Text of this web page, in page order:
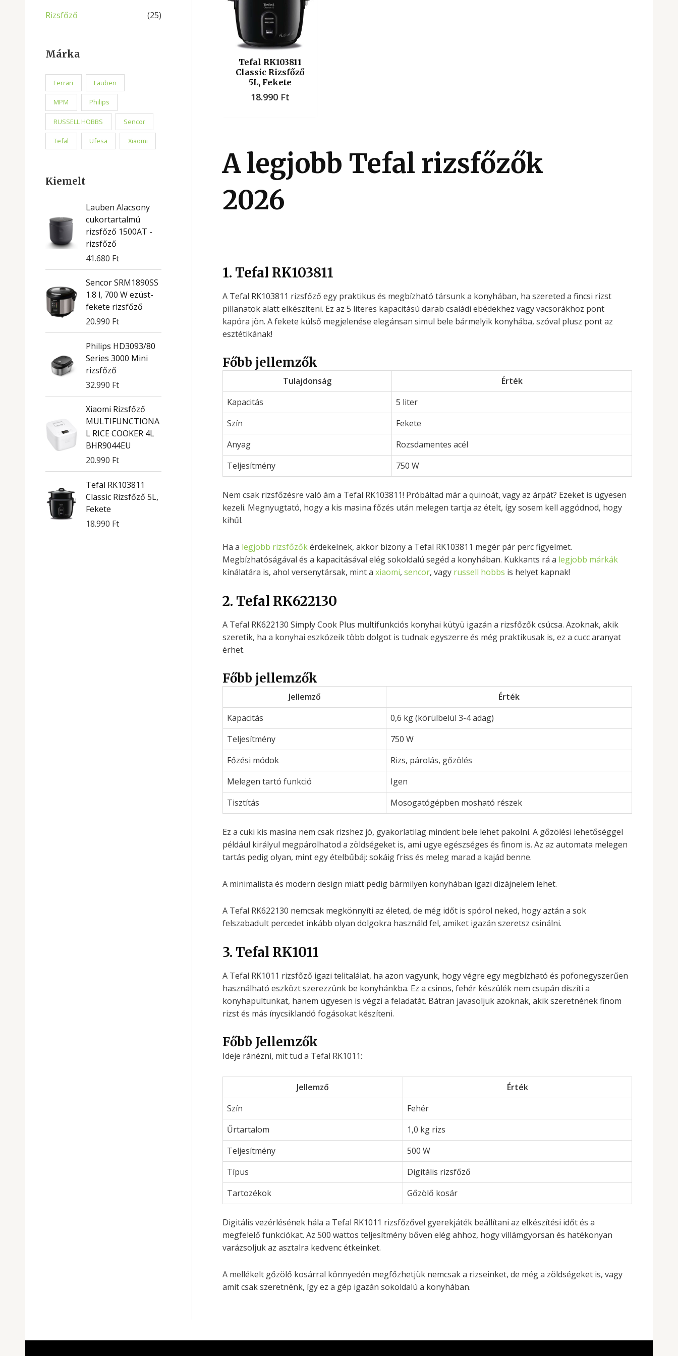
Rizsfőző (25)
Márka
Ferrari Lauben
MPM Philips
RUSSELL HOBBS Sencor
Tefal Ufesa Xiaomi
Kiemelt
Lauben Alacsony
cukortartalmú
rizsfőző 1500AT -
rizsfőző
41.680 Ft
Sencor SRM1890SS
1.8 l, 700 W ezüst-
fekete rizsfőző
20.990 Ft
Philips HD3093/80
Series 3000 Mini
rizsfőző
32.990 Ft
Xiaomi Rizsfőző
MULTIFUNCTIONA
L RICE COOKER 4L
BHR9044EU
20.990 Ft
Tefal RK103811
Classic Rizsfőző 5L,
Fekete
18.990 Ft
Tefal RK103811
Classic Rizsfőző
5L, Fekete
18.990 Ft
A legjobb Tefal rizsfőzők
2026
1. Tefal RK103811
A Tefal RK103811 rizsfőző egy praktikus és megbízható társunk a konyhában, ha szereted a fincsi rizst
pillanatok alatt elkészíteni. Ez az 5 literes kapacitású darab családi ebédekhez vagy vacsorákhoz pont
kapóra jön. A fekete külső megjelenése elegánsan simul bele bármelyik konyhába, szóval plusz pont az
esztétikának!
Főbb jellemzők
Tulajdonság
Érték
Kapacitás
5 liter
Szín
Fekete
Anyag
Rozsdamentes acél
Teljesítmény
750 W
Nem csak rizsfőzésre való ám a Tefal RK103811! Próbáltad már a quinoát, vagy az árpát? Ezeket is ügyesen
kezeli. Megnyugtató, hogy a kis masina főzés után melegen tartja az ételt, így sosem kell aggódnod, hogy
kihűl.
Ha a legjobb rizsfőzőkérdekelnek, akkor bizony a Tefal RK103811 megér pár perc figyelmet.
Megbízhatóságával és a kapacitásával elég sokoldalú segéd a konyhában. Kukkants rá a legjobb márkák
kínálatára is, ahol versenytársak, mint a xiaomi, sencor, vagy russell hobbs is helyet kapnak!
2. Tefal RK622130
A Tefal RK622130 Simply Cook Plus multifunkciós konyhai kütyü igazán a rizsfőzők csúcsa. Azoknak, akik
szeretik, ha a konyhai eszközeik több dolgot is tudnak egyszerre és még praktikusak is, ez a cucc aranyat
érhet.
Főbb jellemzők
Jellemző
Érték
Kapacitás
0,6 kg (körülbelül 3-4 adag)
Teljesítmény
750 W
Főzési módok
Rizs, párolás, gőzölés
Melegen tartó funkció
Igen
Tisztítás
Mosogatógépben mosható részek
Ez a cuki kis masina nem csak rizshez jó, gyakorlatilag mindent bele lehet pakolni. A gőzölési lehetőséggel
például királyul megpárolhatod a zöldségeket is, ami ugye egészséges és finom is. Az az automata melegen
tartás pedig olyan, mint egy ételbűbáj: sokáig friss és meleg marad a kajád benne.
A minimalista és modern design miatt pedig bármilyen konyhában igazi dizájnelem lehet.
A Tefal RK622130 nemcsak megkönnyíti az életed, de még időt is spórol neked, hogy aztán a sok
felszabadult percedet inkább olyan dolgokra használd fel, amiket igazán szeretsz csinálni.
3. Tefal RK1011
A Tefal RK1011 rizsfőző igazi telitalálat, ha azon vagyunk, hogy végre egy megbízható és pofonegyszerűen
használható eszközt szerezzünk be konyhánkba. Ez a csinos, fehér készülék nem csupán díszíti a
konyhapultunkat, hanem ügyesen is végzi a feladatát. Bátran javasoljuk azoknak, akik szeretnének finom
rizst és más ínycsiklandó fogásokat készíteni.
Főbb Jellemzők
Ideje ránézni, mit tud a Tefal RK1011:
Jellemző
Érték
Szín
Fehér
Űrtartalom
1,0 kg rizs
Teljesítmény
500 W
Típus
Digitális rizsfőző
Tartozékok
Gőzölő kosár
Digitális vezérlésének hála a Tefal RK1011 rizsfőzővel gyerekjáték beállítani az elkészítési időt és a
megfelelő funkciókat. Az 500 wattos teljesítmény bőven elég ahhoz, hogy villámgyorsan és hatékonyan
varázsoljuk az asztalra kedvenc étkeinket.
A mellékelt gőzölő kosárral könnyedén megfőzhetjük nemcsak a rizseinket, de még a zöldségeket is, vagy
amit csak szeretnénk, így ez a gép igazán sokoldalú a konyhában.